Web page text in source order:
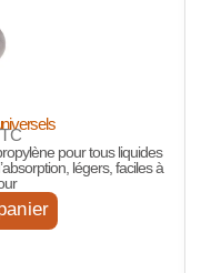
pour tous liquides
légers, faciles à